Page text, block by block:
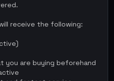
receive the following:
you are buying beforehand